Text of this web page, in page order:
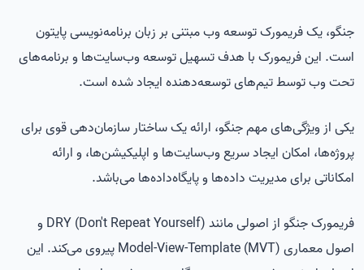
جنگو، یک فریمورک توسعه وب مبتنی بر زبان برنامه‌نویسی پایتون
است. این فریمورک با هدف تسهیل توسعه وب‌سایت‌ها و برنامه‌های
تحت وب توسط تیم‌های توسعه‌دهنده ایجاد شده است.
یکی از ویژگی‌های مهم جنگو، ارائه یک ساختار سازمان‌دهی قوی برای
پروژه‌ها، امکان ایجاد سریع وب‌سایت‌ها و اپلیکیشن‌ها، و ارائه
امکاناتی برای مدیریت داده‌ها و پایگاه‌داده‌ها می‌باشد.
فریمورک جنگو از اصولی مانند DRY (Don't Repeat Yourself) و
اصول معماری Model-View-Template (MVT) پیروی می‌کند. این